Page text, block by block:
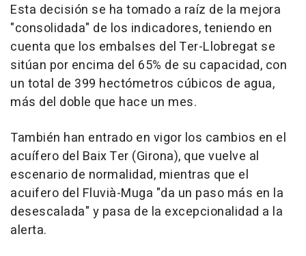
Esta decisión se ha tomado a raíz de la mejora
"consolidada" de los indicadores, teniendo en
cuenta que los embalses del Ter-Llobregat se
sitúan por encima del 65% de su capacidad, con
un total de 399 hectómetros cúbicos de agua,
más del doble que hace un mes.
También han entrado en vigor los cambios en el
acuífero del Baix Ter (Girona), que vuelve al
escenario de normalidad, mientras que el
acuifero del Fluvià-Muga "da un paso más en la
desescalada" y pasa de la excepcionalidad a la
alerta.